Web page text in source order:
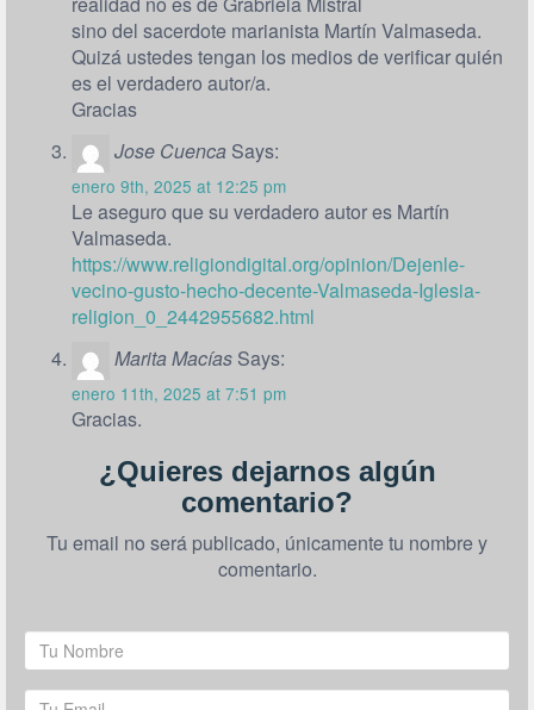
sino del sacerdote marianista Martín Valmaseda.
Quizá ustedes tengan los medios de verificar quién
es el verdadero autor/a.
Gracias
Jose Cuenca Says:
enero 9th, 2025 at 12:25 pm
Le aseguro que su verdadero autor es Martín
Valmaseda.
https://www.religiondigital.org/opinion/Dejenle-
vecino-gusto-hecho-decente-Valmaseda-Iglesia-
religion_0_2442955682.html
Marita Macías Says:
enero 11th, 2025 at 7:51 pm
Gracias.
¿Quieres dejarnos algún
comentario?
Tu email no será publicado, únicamente tu nombre y
comentario.